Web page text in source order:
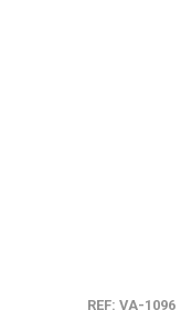
REF: VA-1096